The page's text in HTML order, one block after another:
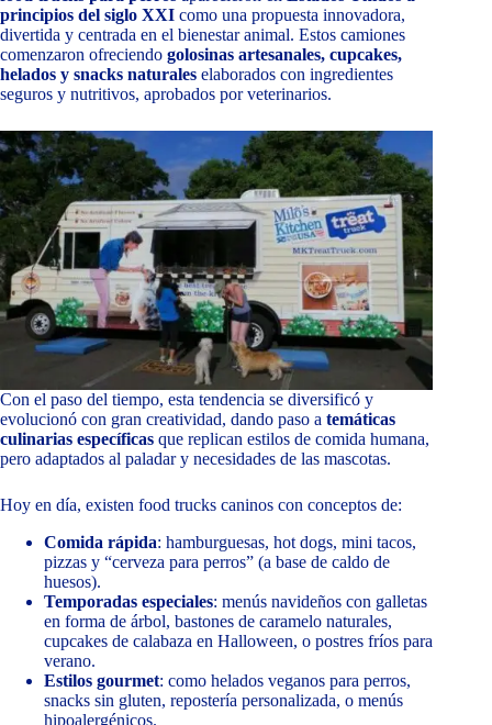
principios del siglo XXI como una propuesta innovadora,
divertida y centrada en el bienestar animal. Estos camiones
comenzaron ofreciendo golosinas artesanales, cupcakes,
helados y snacks naturales elaborados con ingredientes
seguros y nutritivos, aprobados por veterinarios.
Con el paso del tiempo, esta tendencia se diversificó y
evolucionó con gran creatividad, dando paso a temáticas
culinarias específicas que replican estilos de comida humana,
pero adaptados al paladar y necesidades de las mascotas.
Hoy en día, existen food trucks caninos con conceptos de:
Comida rápida: hamburguesas, hot dogs, mini tacos,
pizzas y “cerveza para perros” (a base de caldo de
huesos).
Temporadas especiales: menús navideños con galletas
en forma de árbol, bastones de caramelo naturales,
cupcakes de calabaza en Halloween, o postres fríos para
verano.
Estilos gourmet: como helados veganos para perros,
snacks sin gluten, repostería personalizada, o menús
hipoalergénicos.